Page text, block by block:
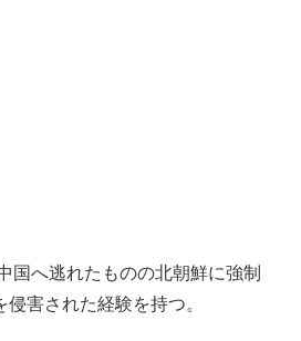
国へ逃れたものの北朝鮮に強制
害された経験を持つ。